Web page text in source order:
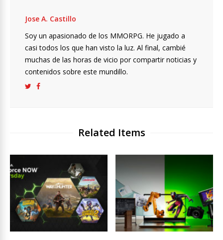
Jose A. Castillo
Soy un apasionado de los MMORPG. He jugado a
casi todos los que han visto la luz. Al final, cambié
muchas de las horas de vicio por compartir noticias y
contenidos sobre este mundillo.
Related Items